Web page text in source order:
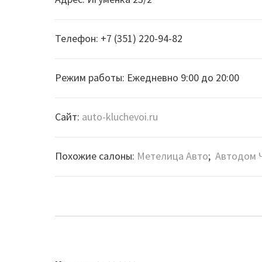
Телефон: +7 (351) 220-94-82
Режим работы: Ежедневно 9:00 до 20:00
Сайт: auto-kluchevoi.ru
Похожие салоны: Метелица Авто;Автодом